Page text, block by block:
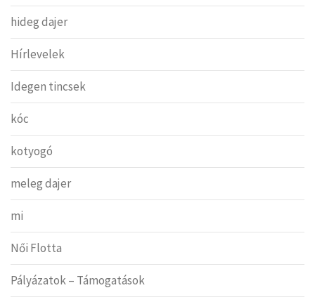
hideg dajer
Hírlevelek
Idegen tincsek
kóc
kotyogó
meleg dajer
mi
Női Flotta
Pályázatok – Támogatások